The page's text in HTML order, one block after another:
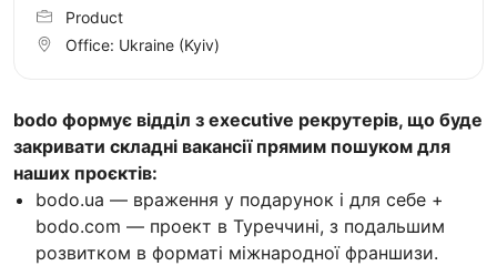
bodo формує відділ з executive рекрутерів, що буде
закривати складні вакансії прямим пошуком для
наших проєктів:
bodo.ua — враження у подарунок і для себе +
bodo.com — проект в Туреччині, з подальшим
розвитком в форматі міжнародної франшизи.
Product
Office: Ukraine (Kyiv)